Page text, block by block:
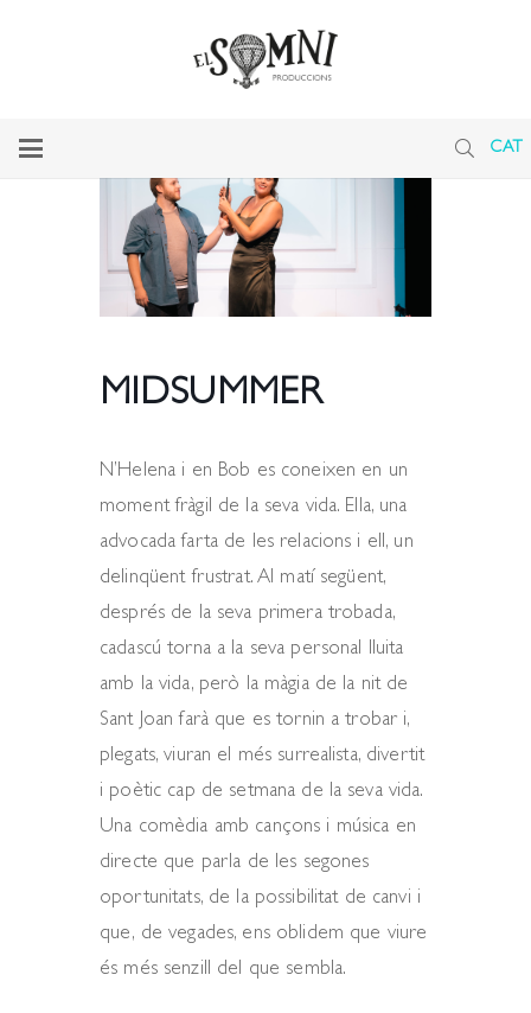
CAT
MIDSUMMER
N’Helena i en Bob es coneixen en un
moment fràgil de la seva vida. Ella, una
advocada farta de les relacions i ell, un
delinqüent frustrat. Al matí següent,
després de la seva primera trobada,
cadascú torna a la seva personal lluita
amb la vida, però la màgia de la nit de
Sant Joan farà que es tornin a trobar i,
plegats, viuran el més surrealista, divertit
i poètic cap de setmana de la seva vida.
Una comèdia amb cançons i música en
directe que parla de les segones
oportunitats, de la possibilitat de canvi i
que, de vegades, ens oblidem que viure
és més senzill del que sembla.